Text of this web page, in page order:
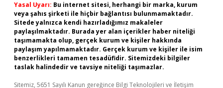
Yasal Uyarı: Bu internet sitesi, herhangi bir marka, kurum
veya şahıs şirketi ile hiçbir bağlantısı bulunmamaktadır.
Sitede yalnızca kendi hazırladığımız makaleler
paylaşılmaktadır. Burada yer alan içerikler haber niteliği
taşımamakta olup, gerçek kurum ve kişiler hakkında
paylaşım yapılmamaktadır. Gerçek kurum ve kişiler ile isim
benzerlikleri tamamen tesadüfidir. Sitemizdeki bilgiler
taslak halindedir ve tavsiye niteliği taşımazlar.
Sitemiz, 5651 Sayılı Kanun gereğince Bilgi Teknolojileri ve İletişim